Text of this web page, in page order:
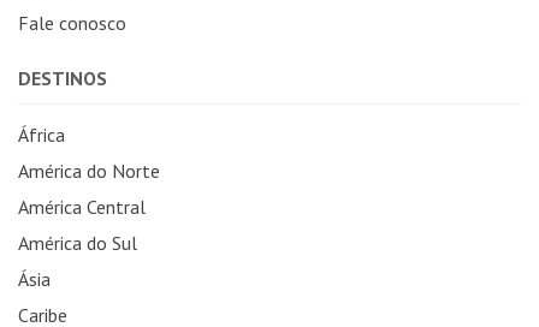
Fale conosco
DESTINOS
África
América do Norte
América Central
América do Sul
Ásia
Caribe